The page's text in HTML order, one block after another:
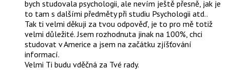
bych studovala psychologii, ale nevím ještě přesně, jak je
to tam s dalšími předměty při studiu Psychologii atd..
Tak ti velmi děkuji za tvou odpověď, je to pro mě totiž
velmi důležité. Jsem rozhodnuta jinak na 100%, chci
studovat v Americe a jsem na začátku zjíšťování
informací.
Velmi Ti budu vděčná za Tvé rady.